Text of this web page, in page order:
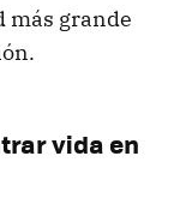
más grande
vida en